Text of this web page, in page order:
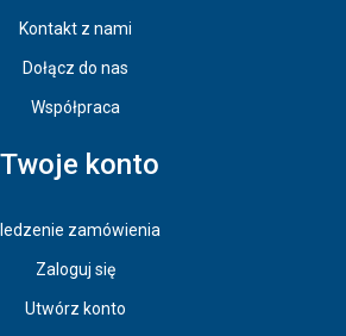
Kontakt z nami
Dołącz do nas
Współpraca
Twoje konto
zamówienia
Zaloguj się
Utwórz konto